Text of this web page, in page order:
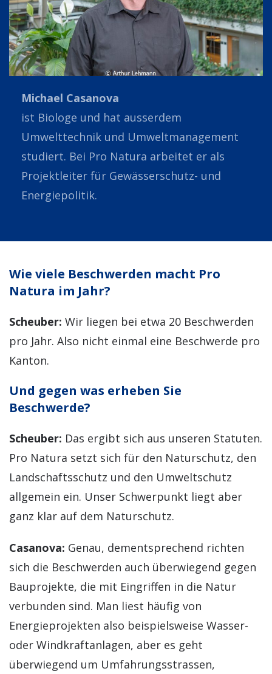
Michael Casanova
ist Biologe und hat ausserdem
Umwelttechnik und Umweltmanagement
studiert. Bei Pro Natura arbeitet er als
Projektleiter für Gewässerschutz- und
Energiepolitik.
Wie viele Beschwerden macht Pro
Natura im Jahr?
Scheuber: Wir liegen bei etwa 20 Beschwerden
pro Jahr. Also nicht einmal eine Beschwerde pro
Kanton.
Und gegen was erheben Sie
Beschwerde?
Scheuber: Das ergibt sich aus unseren Statuten.
Pro Natura setzt sich für den Naturschutz, den
Landschaftsschutz und den Umweltschutz
allgemein ein. Unser Schwerpunkt liegt aber
ganz klar auf dem Naturschutz.
Casanova: Genau, dementsprechend richten
sich die Beschwerden auch überwiegend gegen
Bauprojekte, die mit Eingriffen in die Natur
verbunden sind. Man liest häufig von
Energieprojekten also beispielsweise Wasser-
oder Windkraftanlagen, aber es geht
überwiegend um Umfahrungsstrassen,